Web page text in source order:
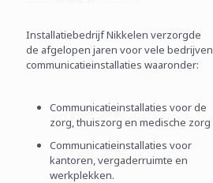
Installatiebedrijf Nikkelen verzorgde
de afgelopen jaren voor vele bedrijven
communicatieinstallaties waaronder:
Communicatieinstallaties voor de
zorg, thuiszorg en medische zorg
Communicatieinstallaties voor
kantoren, vergaderruimte en
werkplekken.